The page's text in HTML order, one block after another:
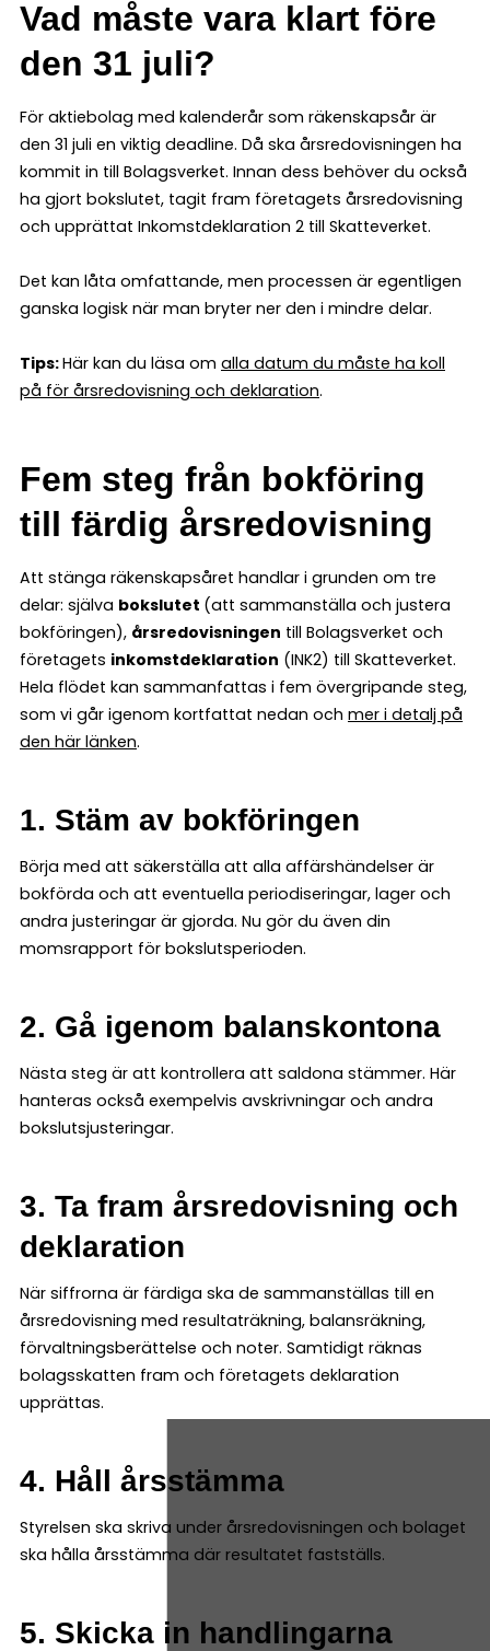
Vad måste vara klart före
den 31 juli?
För aktiebolag med kalenderår som räkenskapsår är
den 31 juli en viktig deadline. Då ska årsredovisningen ha
kommit in till Bolagsverket. Innan dess behöver du också
ha gjort bokslutet, tagit fram företagets årsredovisning
och upprättat Inkomstdeklaration 2 till Skatteverket.
Det kan låta omfattande, men processen är egentligen
ganska logisk när man bryter ner den i mindre delar.
Tips:Här kan du läsa om alla datum du måste ha koll
på för årsredovisning och deklaration.
Fem steg från bokföring
till färdig årsredovisning
Att stänga räkenskapsåret handlar i grunden om tre
delar: själva bokslutet (att sammanställa och justera
bokföringen), årsredovisningen till Bolagsverket och
företagets inkomstdeklaration (INK2) till Skatteverket.
Hela flödet kan sammanfattas i fem övergripande steg,
som vi går igenom kortfattat nedan och mer i detalj på
den här länken.
1. Stäm av bokföringen
Börja med att säkerställa att alla affärshändelser är
bokförda och att eventuella periodiseringar, lager och
andra justeringar är gjorda. Nu gör du även din
momsrapport för bokslutsperioden.
2. Gå igenom balanskontona
Nästa steg är att kontrollera att saldona stämmer. Här
hanteras också exempelvis avskrivningar och andra
bokslutsjusteringar.
3. Ta fram årsredovisning och
deklaration
När siffrorna är färdiga ska de sammanställas till en
årsredovisning med resultaträkning, balansräkning,
förvaltningsberättelse och noter. Samtidigt räknas
bolagsskatten fram och företagets deklaration
upprättas.
4. Håll årsstämma
Styrelsen ska skriva under årsredovisningen och bolaget
ska hålla årsstämma där resultatet fastställs.
5. Skicka in handlingarna